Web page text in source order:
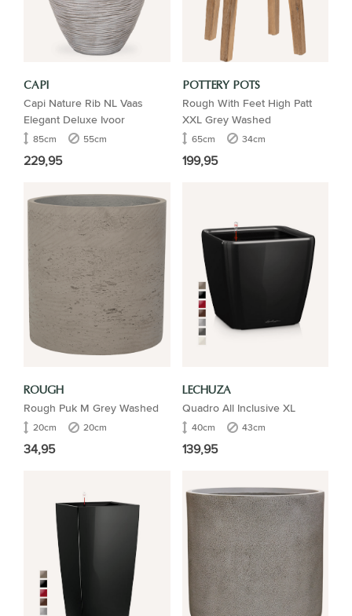
CAPI
Capi Nature Rib NL Vaas
Elegant Deluxe Ivoor
85cm 55cm
229,95
POTTERY POTS
Rough With Feet High Patt
XXL Grey Washed
65cm 34cm
199,95
ROUGH
Rough Puk M Grey Washed
20cm 20cm
34,95
LECHUZA
Quadro All Inclusive XL
40cm 43cm
139,95